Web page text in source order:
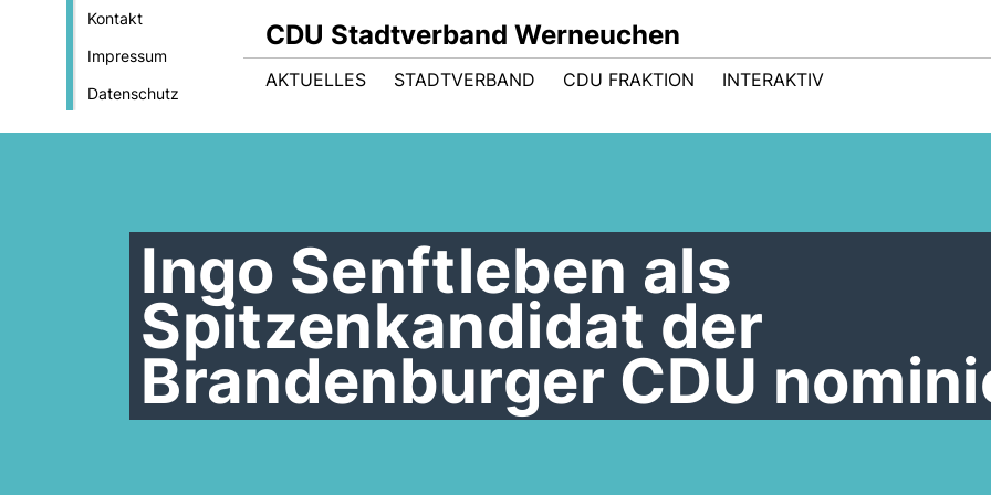
Kontakt
Impressum
Datenschutz
CDU Stadtverband Werneuchen
AKTUELLES STADTVERBAND CDU FRAKTION INTERAKTIV
Ingo Senftleben als
Spitzenkandidat der
Brandenburger CDU